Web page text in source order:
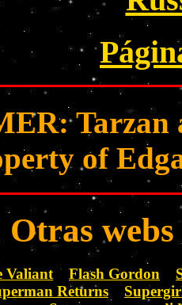
Tarzan
of
Otras
Valiant Flash Gordon
Returns